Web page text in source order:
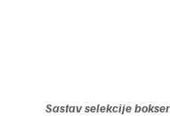
Sastav selekcije